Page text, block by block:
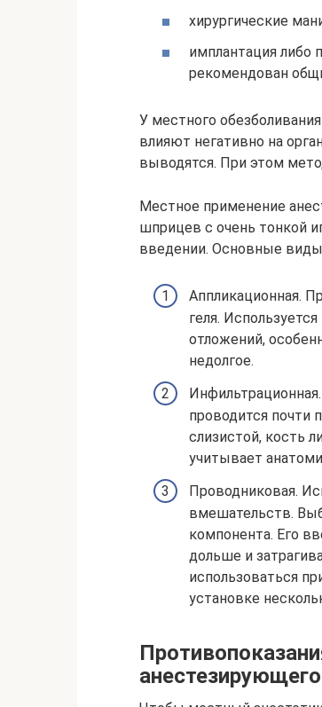
хирургические
имплантация либо
рекомендован
У местного
влияют негативно на
выводятся. При этом
Местное применение
шприцев с очень тонкой
введении. Основные
Аппликационная.
геля.
отложений,
недолгое.
проводится почти
слизистой, кость
учитывает
Проводниковая.
вмешательств.
компонента. Его
дольше и
использоваться
установке